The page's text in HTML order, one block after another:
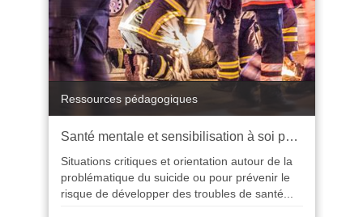
Catégorie
Ressources pédagogiques
Santé mentale et sensibilisation à soi pour premiers répondants
Situations critiques et orientation autour de la
problématique du suicide ou pour prévenir le
risque de développer des troubles de santé...